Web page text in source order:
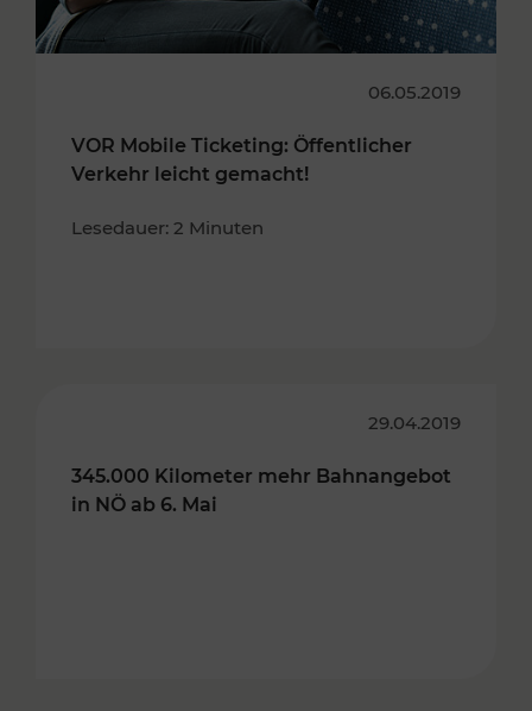
06.05.2019
VOR Mobile Ticketing: Öffentlicher
Verkehr leicht gemacht!
Lesedauer: 2 Minuten
29.04.2019
345.000 Kilometer mehr Bahnangebot
in NÖ ab 6. Mai